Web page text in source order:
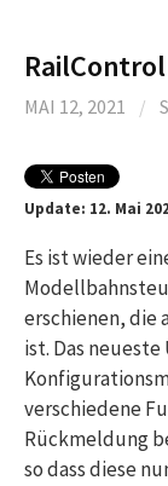
MAI 12, 2021 /
Update: 12. Mai
Es ist wieder
erschienen, die
ist. Das
verschiedene
Rückmeldung
so dass diese